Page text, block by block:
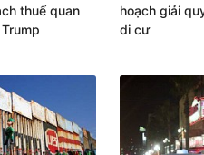
thuế quan
hoạch giải
di cư